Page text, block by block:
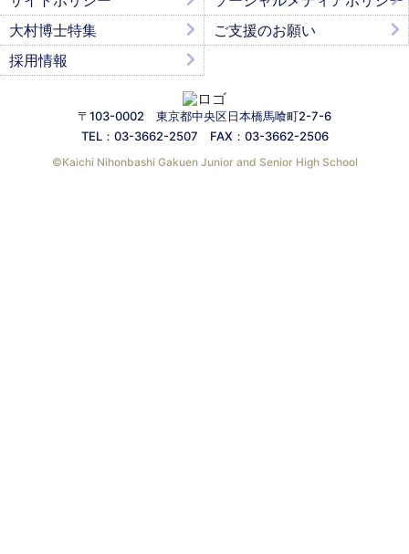
〒103-0002 東京都中央区日本橋馬喰町2-7-6
TEL：03-3662-2507 FAX：03-3662-2506
大村博士特集
ご支援のお願い
採用情報
©︎Kaichi Nihonbashi Gakuen Junior and Senior High School